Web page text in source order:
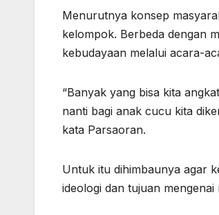
Menurutnya konsep
kelompok. Berbeda dengan
kebudayaan melalui acara-
“Banyak yang bisa kita
nanti bagi anak cucu kita
kata Parsaoran.
Untuk itu dihimbaunya agar
ideologi dan tujuan mengenai